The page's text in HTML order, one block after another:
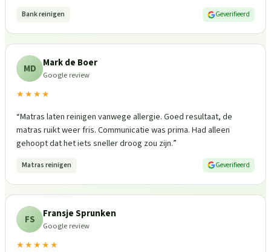
Bank reinigen Geverifieerd
MD Mark de Boer
Google review
★★★★
“Matras laten reinigen vanwege allergie. Goed resultaat, de
matras ruikt weer fris. Communicatie was prima. Had alleen
gehoopt dat het iets sneller droog zou zijn.”
Matras reinigen Geverifieerd
FS Fransje Sprunken
Google review
★★★★★